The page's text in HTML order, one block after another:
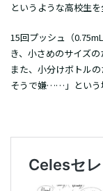
というような高校生
15回プッシュ（
き、小さめのサイズの
また、小分けボトル
そうで嫌……」という